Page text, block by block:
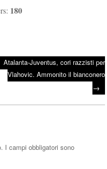
180
Atalanta-Juventus, cori razzisti per
Vlahovic. Ammonito il bianconero
→
I campi obbligatori sono